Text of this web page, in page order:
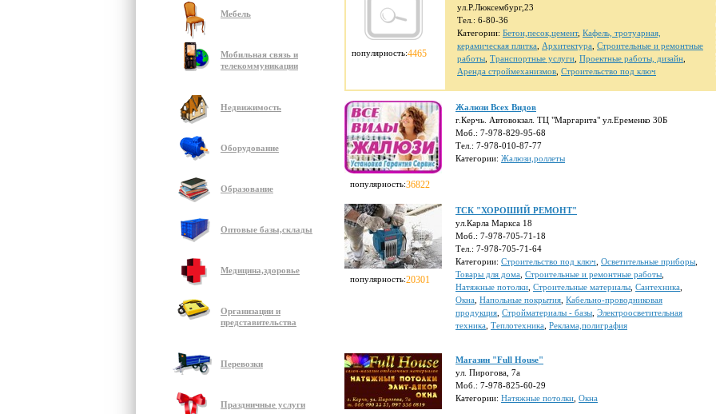
Мебель
Мобильная связь и
телекоммуникации
Недвижимость
Оборудование
Образование
Оптовые базы,склады
Медицина,здоровье
Организации и
представительства
Перевозки
Праздничные услуги
популярность:4465
ул.Р.Люксембург,23
Тел.: 6-80-36
Категории: Бетон,песок,цемент, Кафель, тротуарная,
керамическая плитка Архитектура Строительные и ремонтные
работы Транспортные услуги Проектные работы, дизайн
Аренда строймеханизмов Строительство под ключ
популярность:36822
Жалюзи Всех Видов
г.Керчь. Автовокзал. ТЦ "Маргарита" ул.Еременко 30Б
Моб.: 7-978-829-95-68
Тел.: 7-978-010-87-77
Категории: Жалюзи,роллеты
популярность:20301
ТСК "ХОРОШИЙ РЕМОНТ"
ул.Карла Маркса 18
Моб.: 7-978-705-71-18
Тел.: 7-978-705-71-64
Категории: Строительство под ключ Осветительные приборы
Товары для дома Строительные и ремонтные работы
Натяжные потолки Строительные материалы Сантехника
Окна Напольные покрытия Кабельно-проводниковая
продукция Стройматериалы - базы Электроосветительная
техника Теплотехника Реклама,полиграфия
Магазин "Full House"
ул. Пирогова, 7а
Моб.: 7-978-825-60-29
Категории: Натяжные потолки Окна